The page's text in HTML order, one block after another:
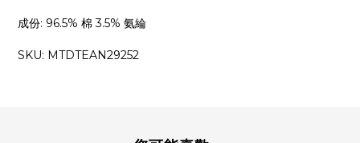
成份: 96.5% 棉 3.5% 氨綸
SKU: MTDTEAN29252